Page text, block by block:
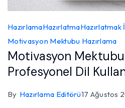
HazırlamaHazırlatmaHazırlatmak
Motivasyon Mektubu Hazırlama
Motivasyon Mektubu
Profesyonel Dil
By Hazırlama Editörü17 Ağustos